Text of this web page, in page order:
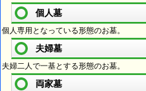
個人墓
個人専用となっている形態のお墓。
夫婦墓
夫婦二人で一基とする形態のお墓。
両家墓